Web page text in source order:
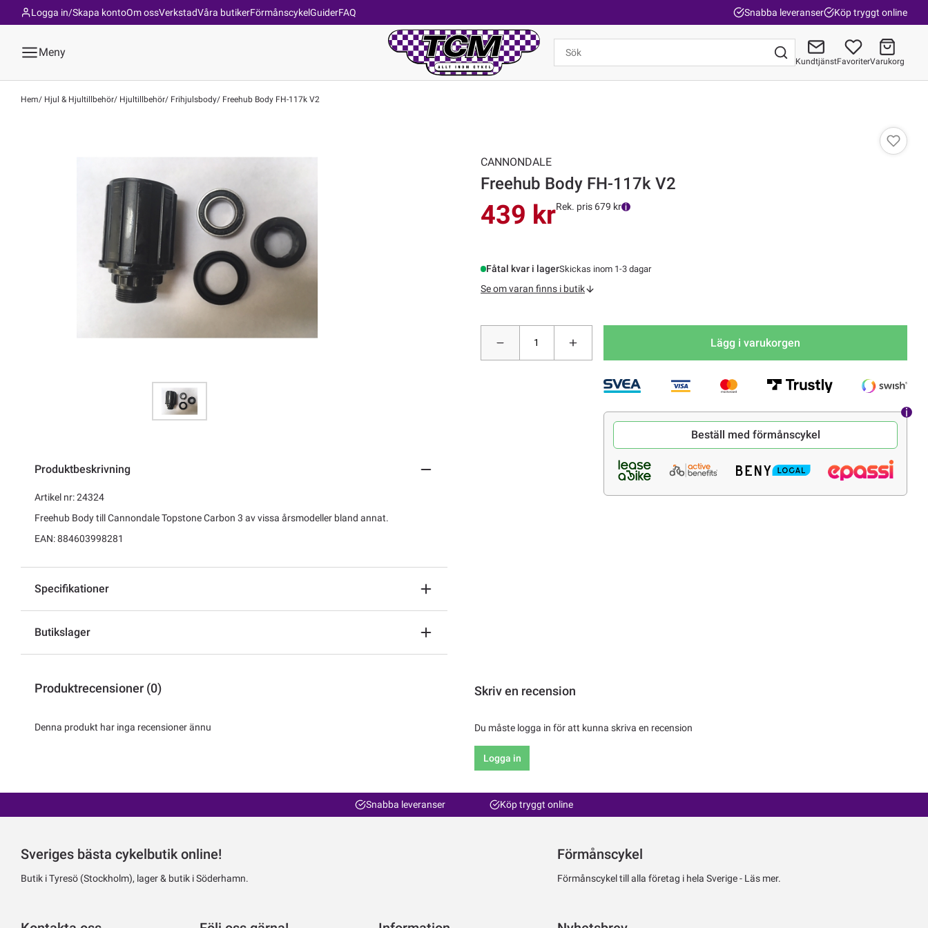
Om ossVerkstadVåra butikerFörmånscykelGuiderFAQ
Logga in/Skapa konto Snabba leveranser Köp tryggt online
Meny
KundtjänstFavoriterVarukorg
Hem Hjul & Hjultillbehör Hjultillbehör Frihjulsbody Freehub Body FH-117k V2
Produktbeskrivning
Artikel nr: 24324
Freehub Body till Cannondale Topstone Carbon 3 av vissa årsmodeller bland annat.
EAN: 884603998281
Specifikationer
Butikslager
CANNONDALE
Freehub Body FH-117k V2
439 krRek. pris 679 kr
Fåtal kvar i lagerSkickas inom 1-3 dagar
Se om varan finns i butik
Lägg i varukorgen
Beställ med förmånscykel
Produktrecensioner (0)
Denna produkt har inga recensioner ännu
Skriv en recension
Du måste logga in för att kunna skriva en recension
Logga in
Snabba leveranser Köp tryggt online
Sveriges bästa cykelbutik online!
Butik i Tyresö (Stockholm), lager & butik i Söderhamn.
Förmånscykel
Förmånscykel till alla företag i hela Sverige - Läs mer.